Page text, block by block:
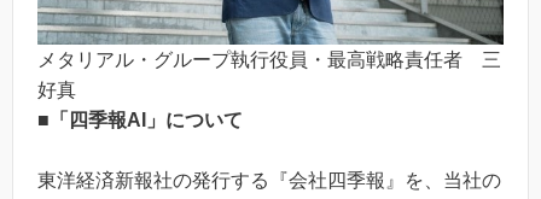
メタリアル・グループ執行役員・最高戦略責任者 三
好真
■ 「四季報AI」について
東洋経済新報社の発行する『会社四季報』を、当社の